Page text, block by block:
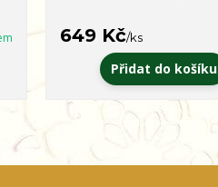
649 Kč/ks
Přidat do košíku